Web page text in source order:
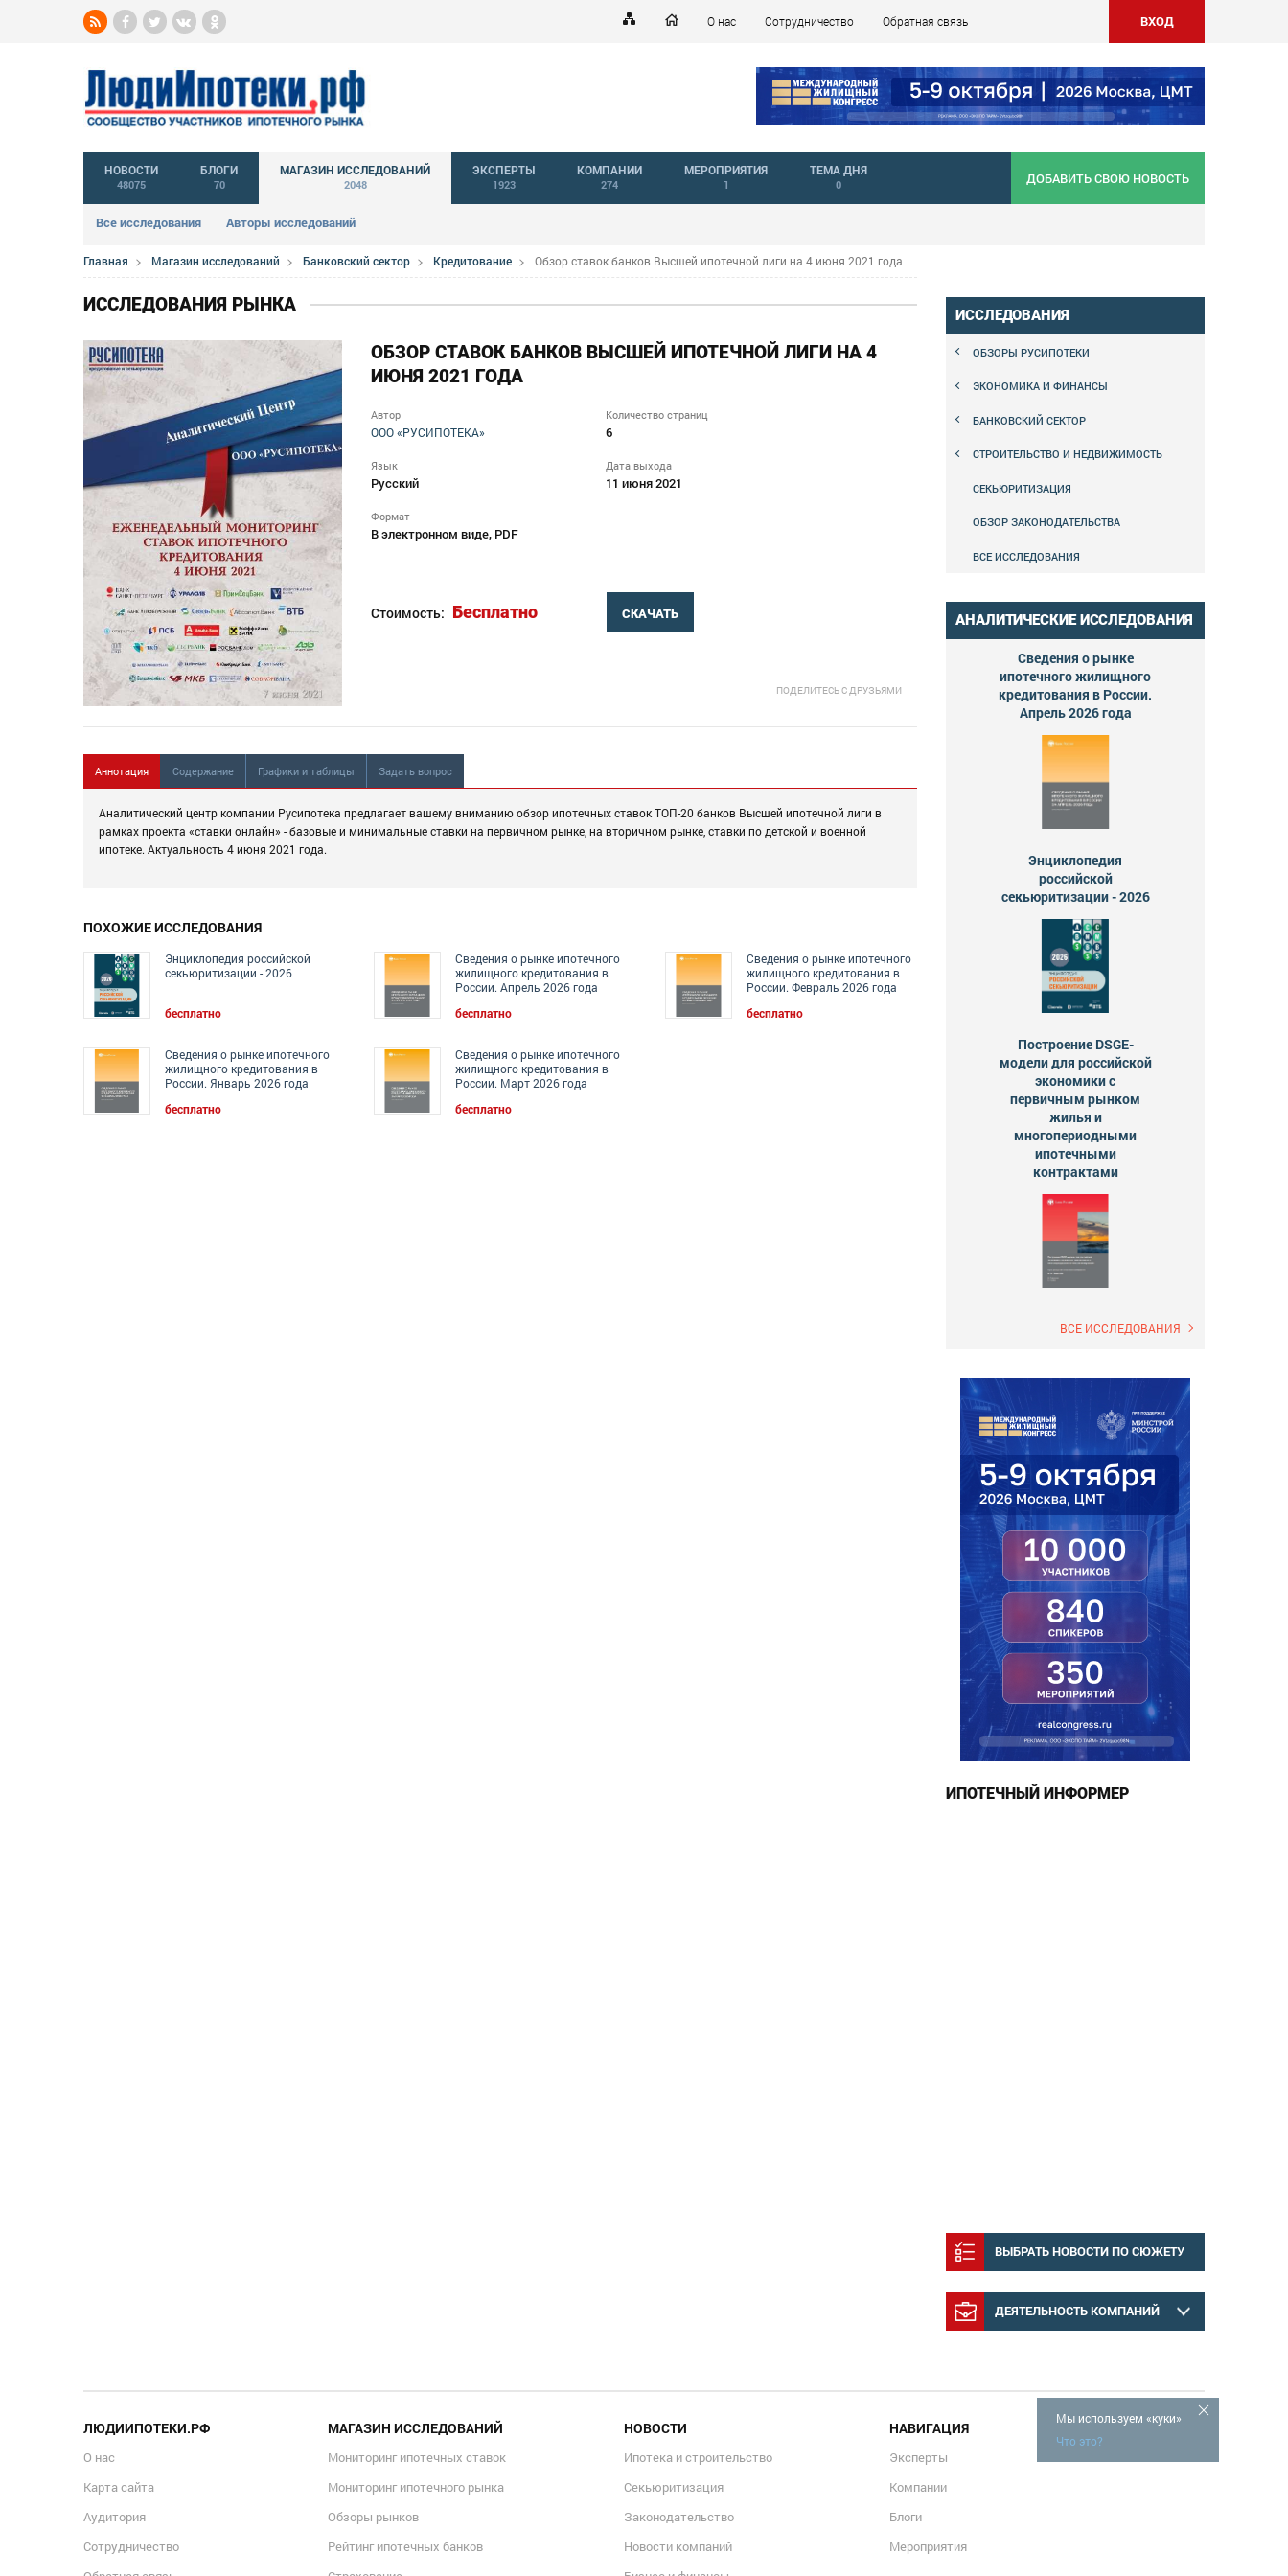
О нас Сотрудничество Обратная связь ВХОД
НОВОСТИ
48075
БЛОГИ
70
МАГАЗИН ИССЛЕДОВАНИЙ
2048
Все исследования Авторы исследований
ЭКСПЕРТЫ
1923
КОМПАНИИ
274
МЕРОПРИЯТИЯ
1
ТЕМА ДНЯ
0 ДОБАВИТЬ СВОЮ НОВОСТЬ
Главная Магазин исследований Банковский сектор Кредитование Обзор ставок банков Высшей ипотечной лиги на 4 июня 2021 года
ИССЛЕДОВАНИЯ РЫНКА
ОБЗОР СТАВОК БАНКОВ ВЫСШЕЙ ИПОТЕЧНОЙ ЛИГИ НА 4
ИЮНЯ 2021 ГОДА
Автор
ООО «РУСИПОТЕКА»
Количество страниц
6
Язык
Русский
Дата выхода
11 июня 2021
Формат
В электронном виде, PDF
Стоимость: Бесплатно СКАЧАТЬ
ПОДЕЛИТЕСЬ С ДРУЗЬЯМИ
Аннотация Содержание Графики и таблицы Задать вопрос
Аналитический центр компании Русипотека предлагает вашему вниманию обзор ипотечных ставок ТОП-20 банков Высшей ипотечной лиги в
рамках проекта «ставки онлайн» - базовые и минимальные ставки на первичном рынке, на вторичном рынке, ставки по детской и военной
ипотеке. Актуальность 4 июня 2021 года.
ПОХОЖИЕ ИССЛЕДОВАНИЯ
Энциклопедия российской
секьюритизации - 2026
бесплатно
Сведения о рынке ипотечного
жилищного кредитования в
России. Апрель 2026 года
бесплатно
Сведения о рынке ипотечного
жилищного кредитования в
России. Февраль 2026 года
бесплатно
Сведения о рынке ипотечного
жилищного кредитования в
России. Январь 2026 года
бесплатно
Сведения о рынке ипотечного
жилищного кредитования в
России. Март 2026 года
бесплатно
ИССЛЕДОВАНИЯ
ОБЗОРЫ РУСИПОТЕКИ
ЭКОНОМИКА И ФИНАНСЫ
БАНКОВСКИЙ СЕКТОР
СТРОИТЕЛЬСТВО И НЕДВИЖИМОСТЬ
СЕКЬЮРИТИЗАЦИЯ
ОБЗОР ЗАКОНОДАТЕЛЬСТВА
ВСЕ ИССЛЕДОВАНИЯ
АНАЛИТИЧЕСКИЕ ИССЛЕДОВАНИЯ
Сведения о рынке
ипотечного жилищного
кредитования в России.
Апрель 2026 года
Энциклопедия
российской
секьюритизации - 2026
Построение DSGE-
модели для российской
экономики с
первичным рынком
жилья и
многопериодными
ипотечными
контрактами
ВСЕ ИССЛЕДОВАНИЯ
ИПОТЕЧНЫЙ ИНФОРМЕР
ВЫБРАТЬ НОВОСТИ ПО СЮЖЕТУ
ДЕЯТЕЛЬНОСТЬ КОМПАНИЙ
Мы используем «куки»
Что это?
ЛЮДИИПОТЕКИ.РФ
О нас
Карта сайта
Аудитория
Сотрудничество
МАГАЗИН ИССЛЕДОВАНИЙ
Мониторинг ипотечных ставок
Мониторинг ипотечного рынка
Обзоры рынков
Рейтинг ипотечных банков
НОВОСТИ
Ипотека и строительство
Секьюритизация
Законодательство
Новости компаний
НАВИГАЦИЯ
Эксперты
Компании
Блоги
Мероприятия